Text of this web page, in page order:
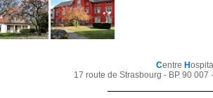
Centre H
17 route de Strasbourg - BP 90